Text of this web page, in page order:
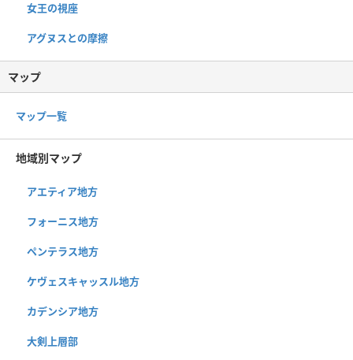
女王の視座
アグヌスとの摩擦
マップ
マップ一覧
地域別マップ
アエティア地方
フォーニス地方
ペンテラス地方
ケヴェスキャッスル地方
カデンシア地方
大剣上層部